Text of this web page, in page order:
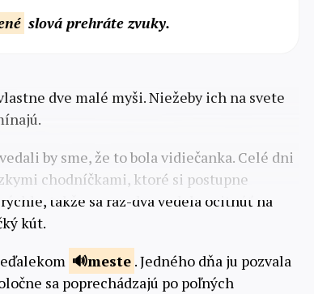
slová prehráte zvuky.
dve malé myši. Niežeby ich na svete
by sme, že to bola vidiečanka. Celé dni
chodníčkami, ktoré si postupne
takže sa raz-dva vedela ocitnúť na
kút.
meste . Jedného dňa ju pozvala
sa poprechádzajú po poľných